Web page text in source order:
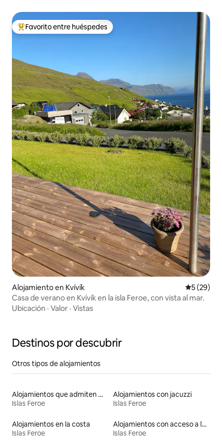
Favorito entre los huéspedes más destacados
Favorito entre huéspedes
Alojamiento en Kvívík
5 (29)
Casa de verano en Kvívík en la isla Feroe, con vista al mar.
Ubicación · Valor · Vistas
Destinos por descubrir
Otros tipos de alojamientos
Alojamientos que admiten mascotas
Islas Feroe
Alojamientos con jacuzzi
Islas Feroe
Alojamientos en la costa
Islas Feroe
Alojamientos con acceso a la playa
Islas Feroe